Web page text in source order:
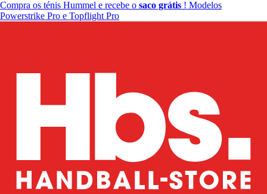
Compra os ténis Hummel e recebe o saco grátis ! Modelos
Powerstrike Pro e Topflight Pro